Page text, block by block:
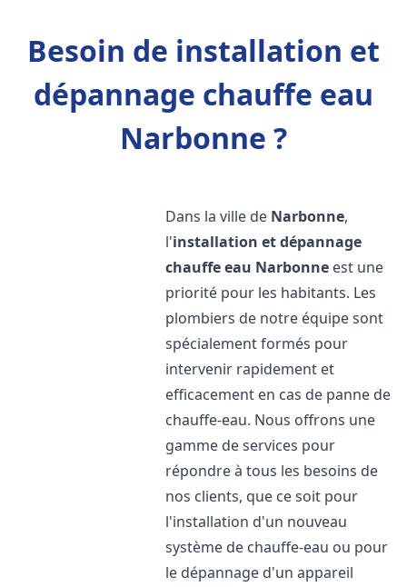
Besoin de installation et
dépannage chauffe eau
Narbonne ?
Dans la ville de Narbonne,
l'installation et dépannage
chauffe eau Narbonne est une
priorité pour les habitants. Les
plombiers de notre équipe sont
spécialement formés pour
intervenir rapidement et
efficacement en cas de panne de
chauffe-eau. Nous offrons une
gamme de services pour
répondre à tous les besoins de
nos clients, que ce soit pour
l'installation d'un nouveau
système de chauffe-eau ou pour
le dépannage d'un appareil